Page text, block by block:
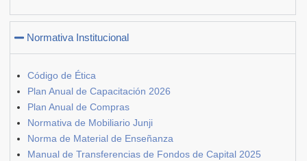
Normativa Institucional
Código de Ética
Plan Anual de Capacitación 2026
Plan Anual de Compras
Normativa de Mobiliario Junji
Norma de Material de Enseñanza
Manual de Transferencias de Fondos de Capital 2025